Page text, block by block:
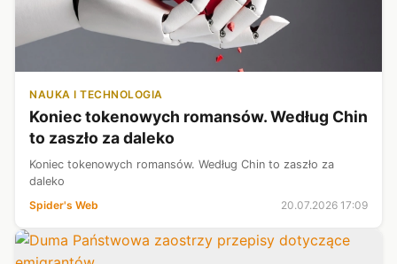
NAUKA I TECHNOLOGIA
Koniec tokenowych romansów. Według Chin
to zaszło za daleko
Koniec tokenowych romansów. Według Chin to zaszło za
daleko
Spider's Web
20.07.2026 17:09